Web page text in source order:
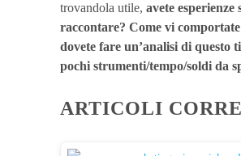
trovandola utile, avete esperienze
raccontare? Come vi
dovete fare un’analisi di questo
pochi strumenti/tempo/soldi da
ARTICOLI